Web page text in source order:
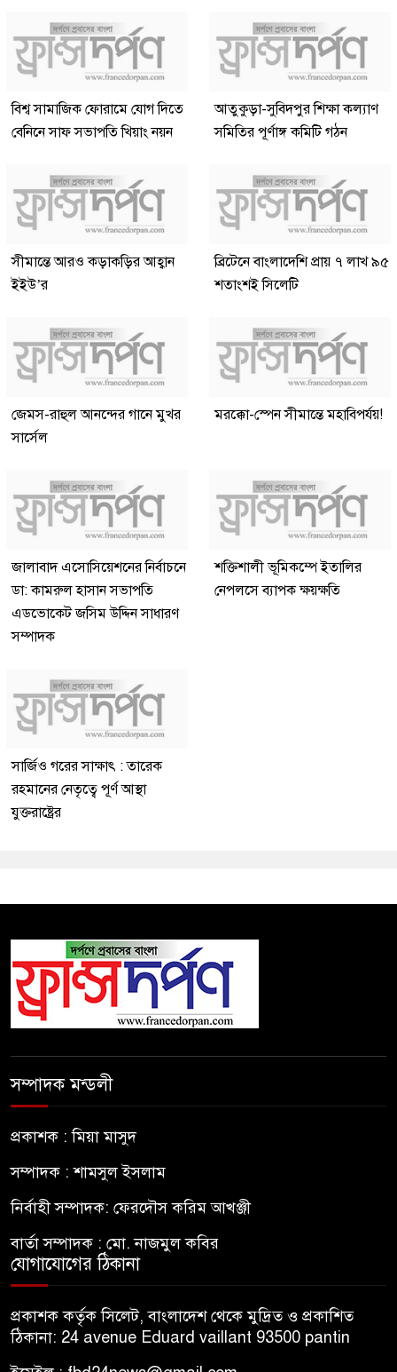
বিশ্ব সামাজিক ফোরামে যোগ দিতে
বেনিনে সাফ সভাপতি খিয়াং নয়ন
আতুকুড়া-সুবিদপুর শিক্ষা কল্যাণ
সমিতির পূর্ণাঙ্গ কমিটি গঠন
সীমান্তে আরও কড়াকড়ির আহ্বান
ইইউ’র
ব্রিটেনে বাংলাদেশি প্রায় ৭ লাখ ৯৫
শতাংশই সিলেটি
জেমস-রাহুল আনন্দের গানে মুখর
সার্সেল
মরক্কো-স্পেন সীমান্তে মহাবিপর্যয়!
জালাবাদ এসোসিয়েশনের নির্বাচনে
ডা: কামরুল হাসান সভাপতি
এডভোকেট জসিম উদ্দিন সাধারণ
সম্পাদক
শক্তিশালী ভূমিকম্পে ইতালির
নেপলসে ব্যাপক ক্ষয়ক্ষতি
সার্জিও গরের সাক্ষাৎ : তারেক
রহমানের নেতৃত্বে পূর্ণ আস্থা
যুক্তরাষ্ট্রের
সম্পাদক মন্ডলী
প্রকাশক : মিয়া মাসুদ
সম্পাদক : শামসুল ইসলাম
নির্বাহী সম্পাদক: ফেরদৌস করিম আখঞ্জী
বার্তা সম্পাদক : মো. নাজমুল কবির
যোগাযোগের ঠিকানা
প্রকাশক কর্তৃক সিলেট, বাংলাদেশ থেকে মুদ্রিত ও প্রকাশিত
ঠিকানা: 24 avenue Eduard vaillant 93500 pantin